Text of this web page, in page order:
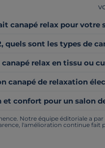
canapé relax pour votre
quels sont les types de
relax en tissu ou
canapé de relaxation
et confort pour un salon
Notre équipe éditoriale a
l'amélioration continue fait